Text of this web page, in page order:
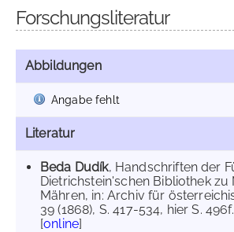
Forschungsliteratur
Abbildungen
Angabe fehlt
Literatur
Beda Dudík, Handschriften der
Dietrichstein'schen Bibliothek zu
Mähren, in: Archiv für
39 (1868), S. 417-534, hier S.
[online]